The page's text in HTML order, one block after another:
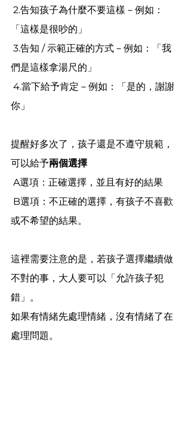
「這樣是很吵的」
們是這樣拿湯尺的」
你」
提醒好多次了，孩子還是不遵守規範，
可以給予兩個選擇
A選項：正確選擇，並且有好的結果
或不希望的結果。
這裡需要注意的是，若孩子選擇繼續做
不對的事，大人要可以「允許孩子犯
錯」。
如果有情緒先處理情緒，沒有情緒了在
處理問題。